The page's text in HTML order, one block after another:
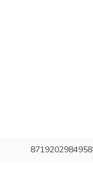
8719202984958